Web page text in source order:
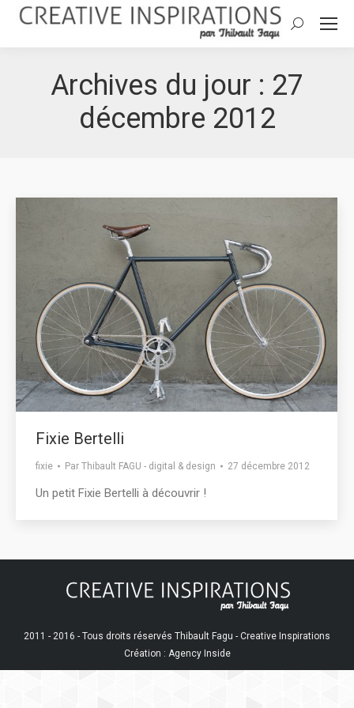
Search:
Archives du jour : 27
décembre 2012
Fixie Bertelli
fixie Par Thibault FAGU - digital & design 27 décembre 2012
Un petit Fixie Bertelli à découvrir !
2011 - 2016 - Tous droits réservés Thibault Fagu - Creative Inspirations
Création : Agency Inside